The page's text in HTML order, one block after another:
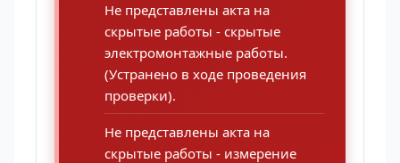
Не представлены акта на
скрытые работы - скрытые
электромонтажные работы.
(Устранено в ходе проведения
проверки).
Не представлены акта на
скрытые работы - измерение